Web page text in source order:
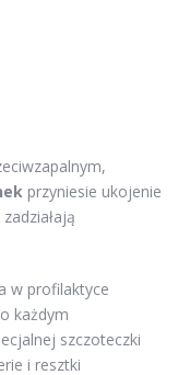
przyniesie ukojenie
zadziałają
w profilaktyce
każdym
szczoteczki
i resztki